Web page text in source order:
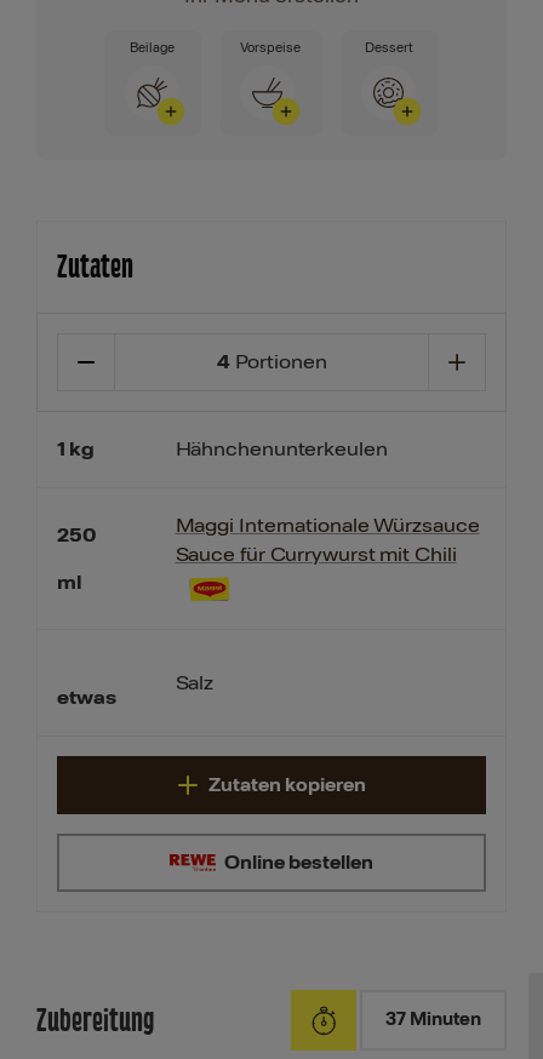
Beilage Vorspeise Dessert
Zutaten
4Portionen
1 kg
250
ml
etwas
Hähnchenunterkeulen
Maggi Internationale Würzsauce
Sauce für Currywurst mit Chili
Salz
Online bestellen
Zutaten kopieren
Zubereitung 37 Minuten